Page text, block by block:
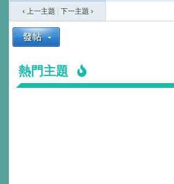
‹ 上一主題 下一主題 ›
熱門主題